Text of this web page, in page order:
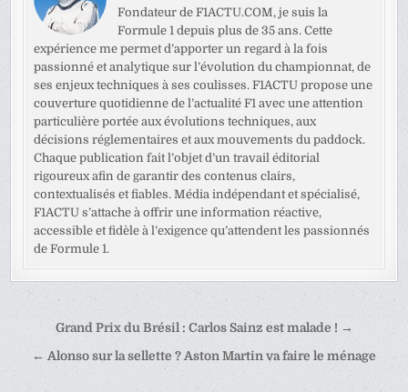
Fondateur de F1ACTU.COM, je suis la
Formule 1 depuis plus de 35 ans. Cette
expérience me permet d’apporter un regard à la fois
passionné et analytique sur l’évolution du championnat, de
ses enjeux techniques à ses coulisses. F1ACTU propose une
couverture quotidienne de l’actualité F1 avec une attention
particulière portée aux évolutions techniques, aux
décisions réglementaires et aux mouvements du paddock.
Chaque publication fait l’objet d’un travail éditorial
rigoureux afin de garantir des contenus clairs,
contextualisés et fiables. Média indépendant et spécialisé,
F1ACTU s’attache à offrir une information réactive,
accessible et fidèle à l’exigence qu’attendent les passionnés
de Formule 1.
Navigation
de
Grand Prix du Brésil : Carlos Sainz est malade ! →
← Alonso sur la sellette ? Aston Martin va faire le ménage